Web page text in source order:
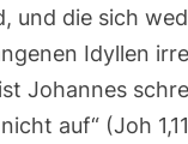
und die sich
Idyllen
Johannes
auf“ (Joh